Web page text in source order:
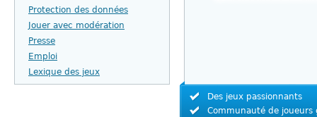
Protection des données
Jouer avec modération
Presse
Emploi
Lexique des jeux
Des jeux passionnants
Communauté de joueurs